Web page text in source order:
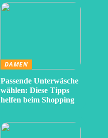
DAMEN
Passende Unterwäsche
wählen: Diese Tipps
helfen beim Shopping